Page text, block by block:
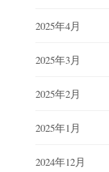
2025年4月
2025年3月
2025年2月
2025年1月
2024年12月